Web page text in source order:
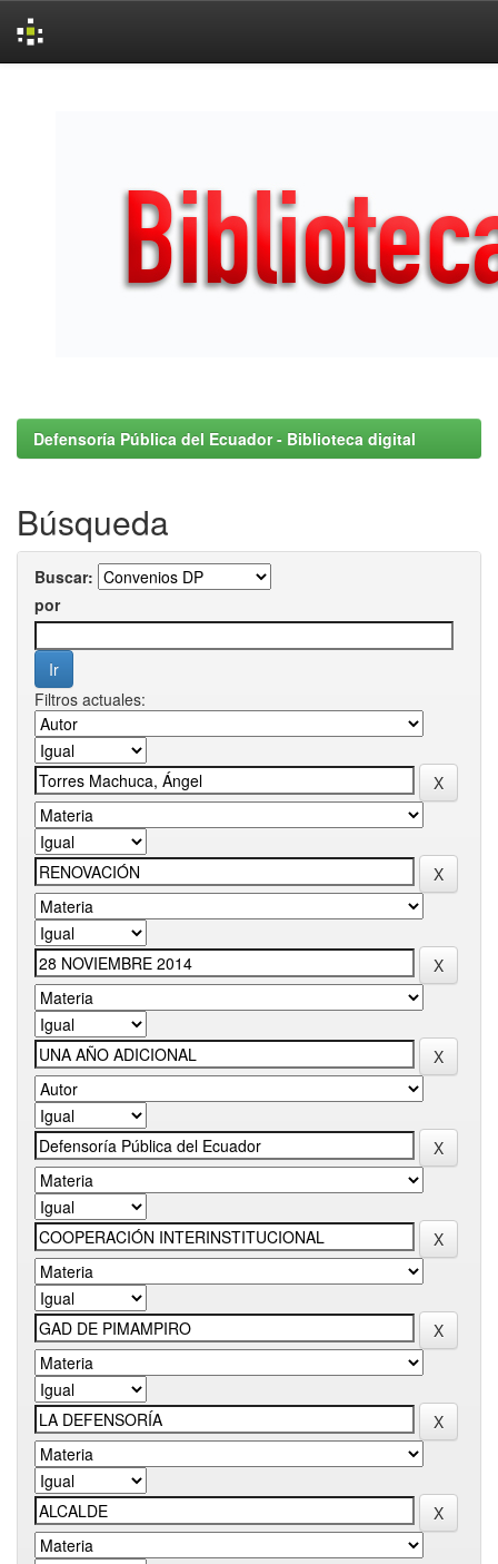
Defensoría Pública del Ecuador - Biblioteca digital
Búsqueda
Buscar:
por
Filtros actuales: